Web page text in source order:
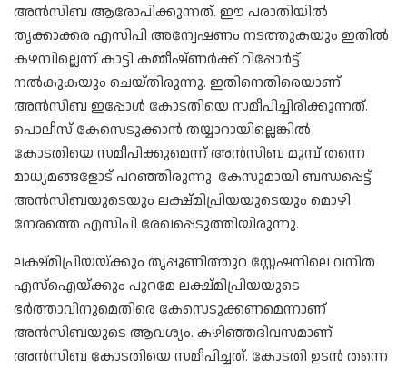
അന്‍സിബ ആരോപിക്കുന്നത്. ഈ പരാതിയില്‍
തൃക്കാക്കര എസിപി അന്വേഷണം നടത്തുകയും ഇതില്‍
കഴമ്പില്ലെന്ന് കാട്ടി കമ്മീഷ്ണര്‍ക്ക് റിപ്പോര്‍ട്ട്
നല്‍കുകയും ചെയ്തിരുന്നു. ഇതിനെതിരെയാണ്
അന്‍സിബ ഇപ്പോള്‍ കോടതിയെ സമീപിച്ചിരിക്കുന്നത്.
പൊലീസ് കേസെടുക്കാന്‍ തയ്യാറായില്ലെങ്കില്‍
കോടതിയെ സമീപിക്കുമെന്ന് അന്‍സിബ മുമ്പ് തന്നെ
മാധ്യമങ്ങളോട് പറഞ്ഞിരുന്നു. കേസുമായി ബന്ധപ്പെട്ട്
അന്‍സിബയുടെയും ലക്ഷ്മിപ്രിയയുടെയും മൊഴി
നേരത്തെ എസിപി രേഖപ്പെടുത്തിയിരുന്നു.
ലക്ഷ്മിപ്രിയയ്ക്കും തൃപ്പൂണിത്തുറ സ്റ്റേഷനിലെ വനിത
എസ്‌ഐയ്ക്കും പുറമേ ലക്ഷ്മിപ്രിയയുടെ
ഭര്‍ത്താവിനുമെതിരെ കേസെടുക്കണമെന്നാണ്
അന്‍സിബയുടെ ആവശ്യം. കഴിഞ്ഞദിവസമാണ്
അന്‍സിബ കോടതിയെ സമീപിച്ചത്. കോടതി ഉടന്‍ തന്നെ